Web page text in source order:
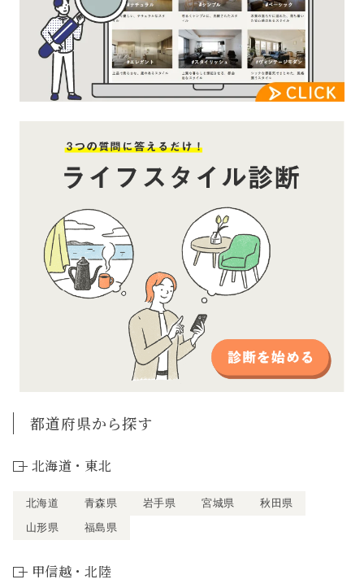
都道府県から探す
北海道・東北
北海道 青森県 岩手県 宮城県
秋田県
山形県
福島県
甲信越・北陸